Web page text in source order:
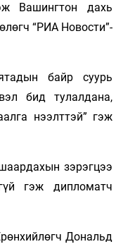
Вашингтон дахь
“РИА Новости”-
байр суурь
бид тулалдана,
нээлттэй” гэж
зэрэгцээ
гэж дипломатч
Дональд